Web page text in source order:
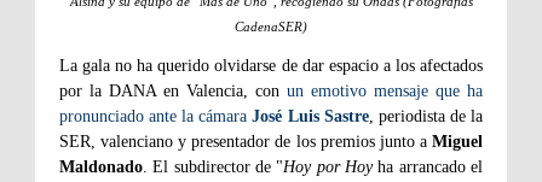
CadenaSER)
La gala no ha querido olvidarse de dar espacio a los afectados
por la DANA en Valencia, con un emotivo mensaje que ha
pronunciado ante la cámaraJosé Luis Sastre, periodista de la
SER, valenciano y presentador de los premios junto a Miguel
Maldonado. El subdirector de "Hoy por Hoyha arrancado el